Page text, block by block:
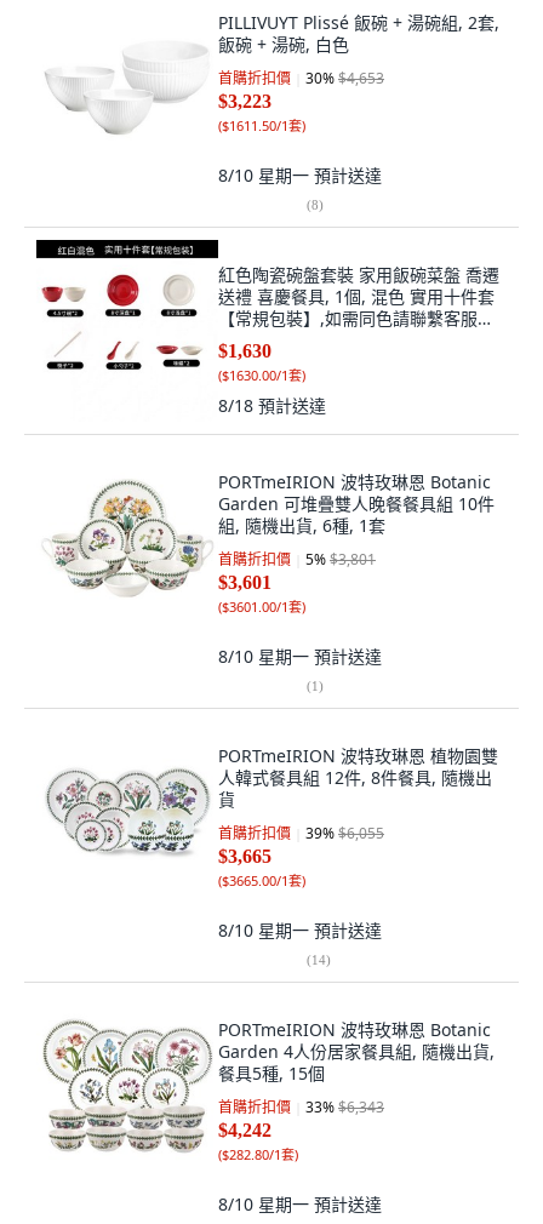
PILLIVUYT Plissé 飯碗 + 湯碗組, 2套,
飯碗 + 湯碗, 白色
首購折扣價 30%$4,653
$3,223
($1611.50/1套)
8/10 星期一 預計送達
(8)
紅色陶瓷碗盤套裝 家用飯碗菜盤 喬遷
送禮 喜慶餐具, 1個, 混色 實用十件套
【常規包裝】,如需同色請聯繫客服備
註
$1,630
($1630.00/1套)
8/18 預計送達
PORTmeIRION 波特玫琳恩 Botanic
Garden 可堆疊雙人晚餐餐具組 10件
組, 隨機出貨, 6種, 1套
首購折扣價 5%$3,801
$3,601
($3601.00/1套)
8/10 星期一 預計送達
(1)
PORTmeIRION 波特玫琳恩 植物園雙
人韓式餐具組 12件, 8件餐具, 隨機出
貨
首購折扣價 39%$6,055
$3,665
($3665.00/1套)
8/10 星期一 預計送達
(14)
PORTmeIRION 波特玫琳恩 Botanic
Garden 4人份居家餐具組, 隨機出貨,
餐具5種, 15個
首購折扣價 33%$6,343
$4,242
($282.80/1套)
8/10 星期一 預計送達